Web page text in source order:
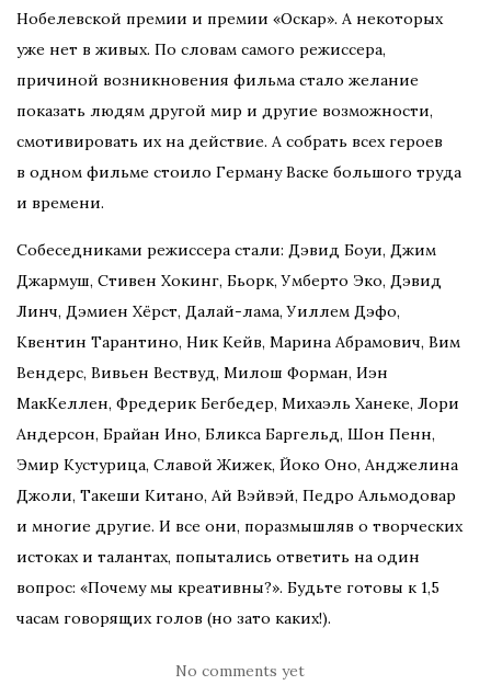
Нобелевской премии и премии «Оскар». А некоторых
уже нет в живых. По словам самого режиссера,
причиной возникновения фильма стало желание
показать людям другой мир и другие возможности,
смотивировать их на действие. А собрать всех героев
в одном фильме стоило Герману Васке большого труда
и времени.
Собеседниками режиссера стали: Дэвид Боуи, Джим
Джармуш, Стивен Хокинг, Бьорк, Умберто Эко, Дэвид
Линч, Дэмиен Хёрст, Далай-лама, Уиллем Дэфо,
Квентин Тарантино, Ник Кейв, Марина Абрамович, Вим
Вендерс, Вивьен Вествуд, Милош Форман, Иэн
МакКеллен, Фредерик Бегбедер, Михаэль Ханеке, Лори
Андерсон, Брайан Ино, Бликса Баргельд, Шон Пенн,
Эмир Кустурица, Славой Жижек, Йоко Оно, Анджелина
Джоли, Такеши Китано, Ай Вэйвэй, Педро Альмодовар
и многие другие. И все они, поразмышляв о творческих
истоках и талантах, попытались ответить на один
вопрос: «Почему мы креативны?». Будьте готовы к 1,5
часам говорящих голов (но зато каких!).
No comments yet